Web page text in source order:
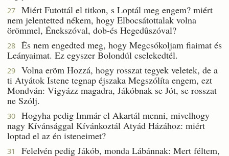
27
Miért Futottál el titkon, s Loptál meg engem? miért
nem jelentetted nékem, hogy Elbocsátottalak volna
örömmel, Énekszóval, dob-és Hegedûszóval?
28
És nem engedted meg, hogy Megcsókoljam fiaimat és
Leányaimat. Ez egyszer Bolondúl cselekedtél.
29
Volna erõm Hozzá, hogy rosszat tegyek veletek, de a
ti Atyátok Istene tegnap éjszaka Megszólíta engem, ezt
Mondván: Vigyázz magadra, Jákóbnak se Jót, se rosszat
ne Szólj.
30
Hogyha pedig Immár el Akartál menni, mivelhogy
nagy Kívánsággal Kívánkoztál Atyád Házához: miért
loptad el az én isteneimet?
31
Felelvén pedig Jákób, monda Lábánnak: Mert féltem,